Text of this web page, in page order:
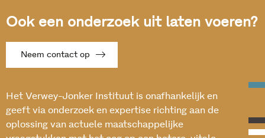
Ook een onderzoek uit laten voeren?
Neem contact op
Het Verwey-Jonker Instituut is onafhankelijk en
geeft via onderzoek en expertise richting aan de
oplossing van actuele maatschappelijke